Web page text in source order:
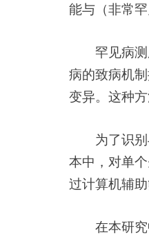
能与（非常罕
罕见病
病的致病机
变异。这种
为了识
本中，对单
过计算机辅
在本研